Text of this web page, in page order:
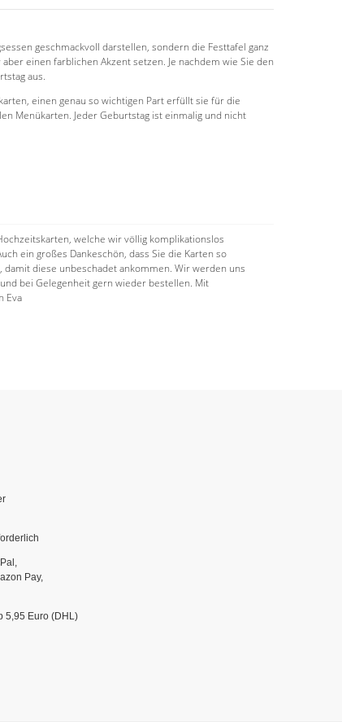
geschmackvoll darstellen, sondern die Festtafel ganz
einen farblichen Akzent setzen. Je nachdem wie Sie den
aus.
einen genau so wichtigen Part erfüllt sie für die
Menükarten. Jeder Geburtstag ist einmalig und nicht
welche wir völlig komplikationslos
ein großes Dankeschön, dass Sie die Karten so
damit diese unbeschadet ankommen. Wir werden uns
bei Gelegenheit gern wieder bestellen. Mit
Eva
Pay,
5,95 Euro (DHL)